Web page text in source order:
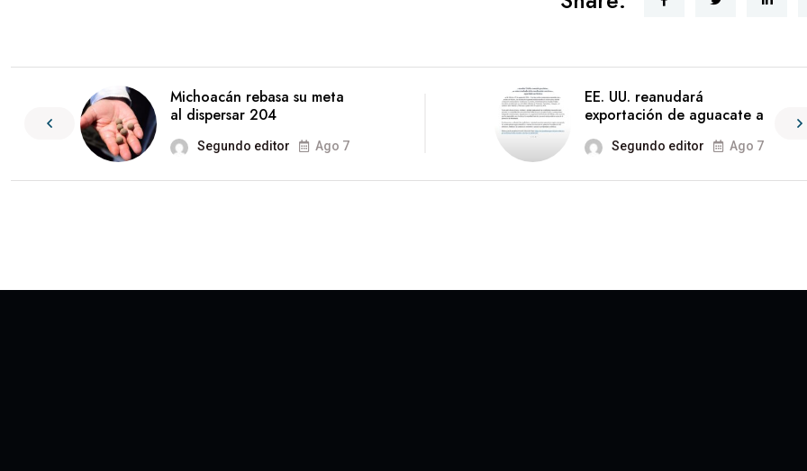
Michoacán rebasa su meta
al dispersar 204
Segundo editor Ago 7
EE. UU. reanudará
exportación de aguacate a
Segundo editor Ago 7